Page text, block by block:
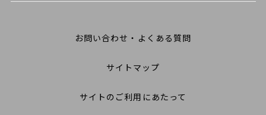
お問い合わせ・よくある質問
サイトマップ
サイトのご利用にあたって